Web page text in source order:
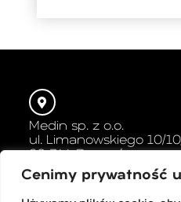
Cenimy prywatność
Medin sp. z o.o.
ul. Limanowskiego 10/